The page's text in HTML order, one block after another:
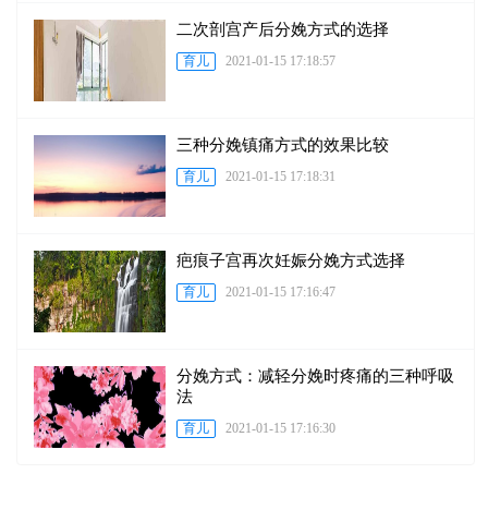
二次剖宫产后分娩方式的选择
育儿 2021-01-15 17:18:57
三种分娩镇痛方式的效果比较
育儿 2021-01-15 17:18:31
疤痕子宫再次妊娠分娩方式选择
育儿 2021-01-15 17:16:47
分娩方式：减轻分娩时疼痛的三种呼吸
法
育儿 2021-01-15 17:16:30